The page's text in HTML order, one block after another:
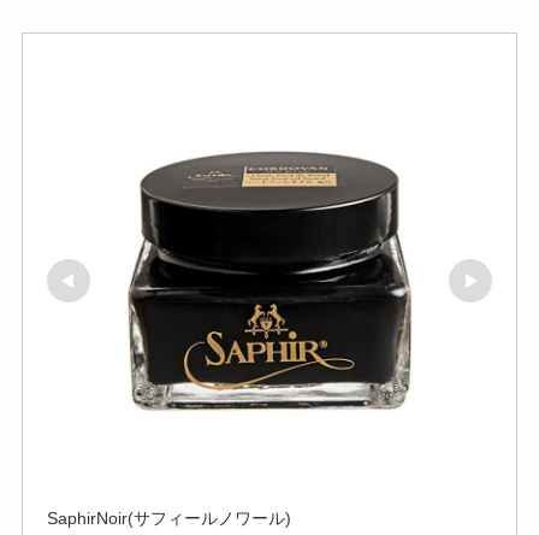
SaphirNoir(サフィールノワール)